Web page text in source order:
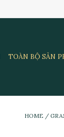
TOÀN BỘ SẢN
HOME /